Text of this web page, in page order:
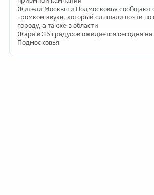
Жители Москвы и Подмосковья сообщают
громком звуке, который слышали почти по
городу, а также в области
Жара в 35 градусов ожидается сегодня на
Подмосковья